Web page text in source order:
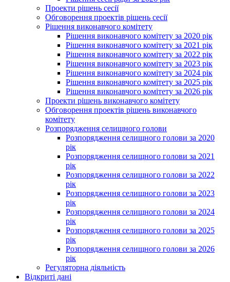
Проекти рішень сесії
Обговорення проектів рішень сесії
Рішення виконавчого комітету
Рішення виконавчого комітету за 2020 рік
Рішення виконавчого комітету за 2021 рік
Рішення виконавчого комітету за 2022 рік
Рішення виконавчого комітету за 2023 рік
Рішення виконавчого комітету за 2024 рік
Рішення виконавчого комітету за 2025 рік
Рішення виконавчого комітету за 2026 рік
Проекти рішень виконавчого комітету
Обговорення проектів рішень виконавчого
комітету
Розпорядження селищного голови
Розпорядження селищного голови за 2020
рік
Розпорядження селищного голови за 2021
рік
Розпорядження селищного голови за 2022
рік
Розпорядження селищного голови за 2023
рік
Розпорядження селищного голови за 2024
рік
Розпорядження селищного голови за 2025
рік
Розпорядження селищного голови за 2026
рік
Регуляторна діяльність
Відкриті дані